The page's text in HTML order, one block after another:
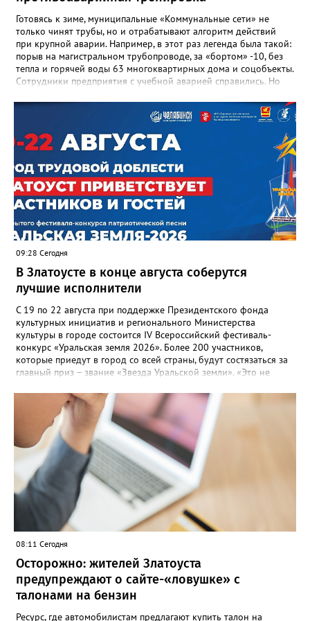
Готовясь к зиме, муниципальные «Коммунальные сети» не
только чинят трубы, но и отрабатывают алгоритм действий
при крупной аварии. Например, в этот раз легенда была такой:
порыв на магистральном трубопроводе, за «бортом» -10, без
тепла и горячей воды 63 многоквартирных дома и соцобъекты.
Сотрудники предприятия с учебной аварией справились. Но
отметили и недочёты. «Например, управляющие компании
несвоевременно приняли меры для предотвращения
“перемерзания” общей домовой тепловой сети
многоквартирного дома, отсутствовало взаимодействие с
ресурсоснабжающей организацией, ЕДДС и иными службами»,
— сообщила начальник Главного управления ГЖИ Ирина
Настенко. В следующий раз, рекомендовали в
Госжилинспекции, службы должны действовать слаженно. И
оперативно делиться информацией со всеми
заинтересованными – от поставщика тепла до конечных
потребителей.
09:28 Сегодня
В Златоусте в конце августа соберутся
лучшие исполнители
С 19 по 22 августа при поддержке Президентского фонда
культурных инициатив и регионального Министерства
культуры в городе состоится IV Всероссийский фестиваль-
конкурс «Уральская земля 2026». Более 200 участников,
которые приедут в город со всей страны, будут состязаться за
главный приз – звание «Звезда Уральской земли». «Это не
прослушивания участников, мастер-классы от ведущих
наставников, выступления победителей прошлых лет и
приглашённых артистов», - сообщает оргкомитет. Вход на все
фестивальные мероприятия будет свободным. В 2025 году в
фестивале участвовали 26 финалистов из городов
Челябинской, Свердловской, Курганской, Оренбургской
областей, Ханты-Мансийского автономного округа и
Республики Башкортостан. Приглашённой звездой стал
идейный вдохновитель, организатор фестиваля, эстрадный
певец, победитель главного патриотического конкурса страны
«Солдатский конверт», лауреат премии в области культуры и
искусства «Золотая лира», участник телевизионных проектов
на Первом канале, обладатель звания «Голос страны» Алексей
Ковин.
08:11 Сегодня
Осторожно: жителей Златоуста
предупреждают о сайте-«ловушке» с
талонами на бензин
Ресурс, где автомобилистам предлагают купить талон на